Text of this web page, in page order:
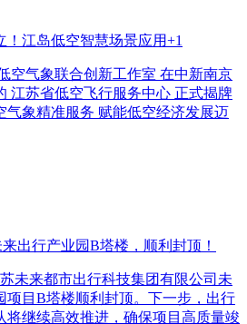
！江岛低空智慧场景应用+1
空气象联合创新工作室 在中新南京
江苏省低空飞行服务中心 正式揭牌
气象精准服务 赋能低空经济发展迈
出行产业园B塔楼，顺利封顶！
未来都市出行科技集团有限公司未
项目B塔楼顺利封顶。下一步，出行
将继续高效推进，确保项目高质量竣